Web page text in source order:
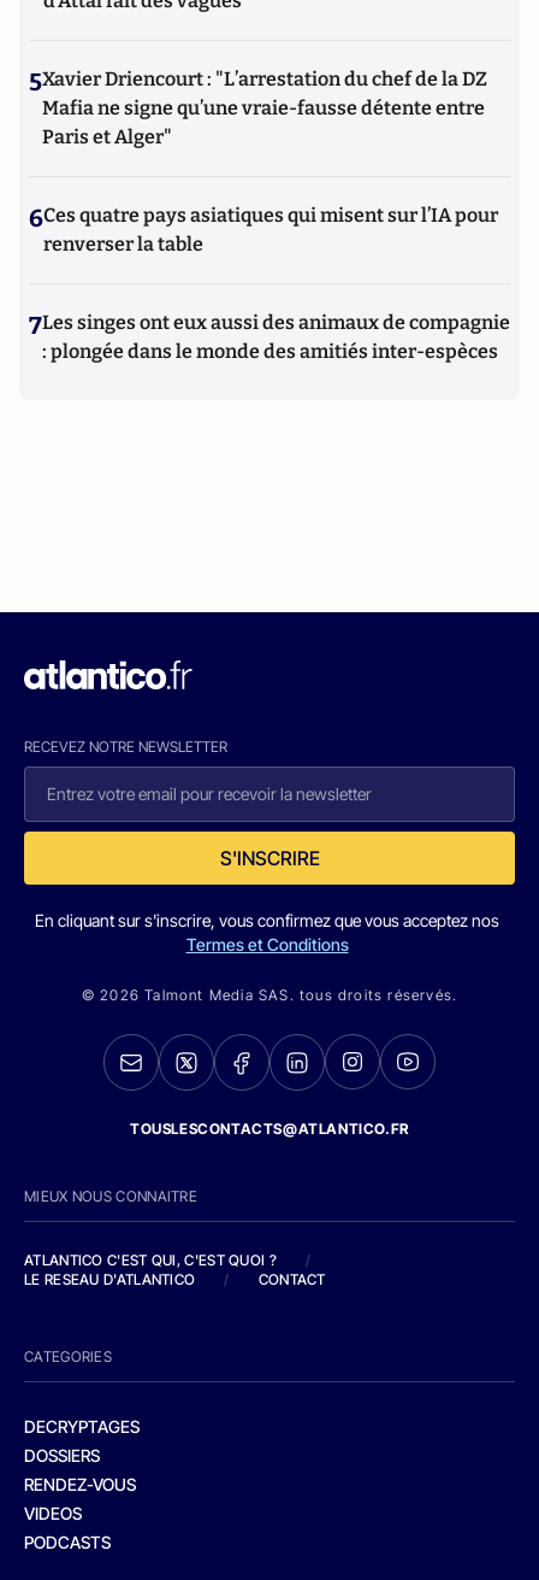
5Xavier Driencourt : "L’arrestation du chef de la DZ
Mafia ne signe qu’une vraie-fausse détente entre
Paris et Alger"
6Ces quatre pays asiatiques qui misent sur l’IA pour
renverser la table
7Les singes ont eux aussi des animaux de compagnie
: plongée dans le monde des amitiés inter-espèces
RECEVEZ NOTRE NEWSLETTER
S'INSCRIRE
En cliquant sur s'inscrire, vous confirmez que vous acceptez nos
Termes et Conditions
© 2026 Talmont Media SAS. tous droits réservés.
TOUSLESCONTACTS@ATLANTICO.FR
MIEUX NOUS CONNAITRE
ATLANTICO C'EST QUI, C'EST QUOI ?
/
LE RESEAU D'ATLANTICO
/ CONTACT
CATEGORIES
DECRYPTAGES
DOSSIERS
RENDEZ-VOUS
VIDEOS
PODCASTS